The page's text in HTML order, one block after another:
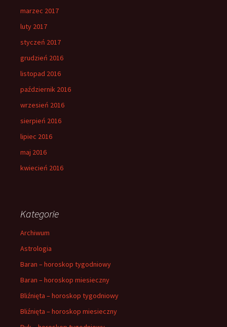
marzec 2017
luty 2017
styczeń 2017
grudzień 2016
listopad 2016
październik 2016
wrzesień 2016
sierpień 2016
lipiec 2016
maj 2016
kwiecień 2016
Kategorie
Archiwum
Astrologia
Baran – horoskop tygodniowy
Baran – horoskop miesieczny
Bliźnięta – horoskop tygodniowy
Bliźnięta – horoskop miesieczny